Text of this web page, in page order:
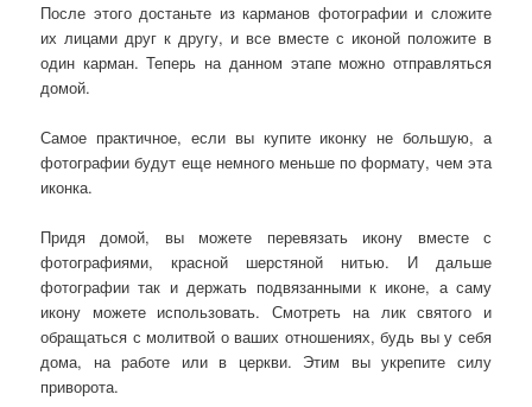
После этого достаньте из карманов фотографии и сложите
их лицами друг к другу, и все вместе с иконой положите в
один карман. Теперь на данном этапе можно отправляться
домой.
Самое практичное, если вы купите иконку не большую, а
фотографии будут еще немного меньше по формату, чем эта
иконка.
Придя домой, вы можете перевязать икону вместе с
фотографиями, красной шерстяной нитью. И дальше
фотографии так и держать подвязанными к иконе, а саму
икону можете использовать. Смотреть на лик святого и
обращаться с молитвой о ваших отношениях, будь вы у себя
дома, на работе или в церкви. Этим вы укрепите силу
приворота.